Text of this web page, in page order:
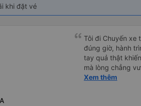
khi đặt vé
Tôi đi Chuyến xe
đúng giờ, hành
tay quả thật khiến tôi an tâm, mãn ý. Đường xa muôn dặm
mà lòng chẳng
cẩn, hiếm thấy
Xem thêm